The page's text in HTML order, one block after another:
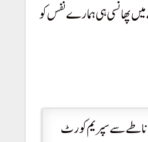
پھانسی ہی ہمارے نفس کو
ناطے سے سپریم کورٹ